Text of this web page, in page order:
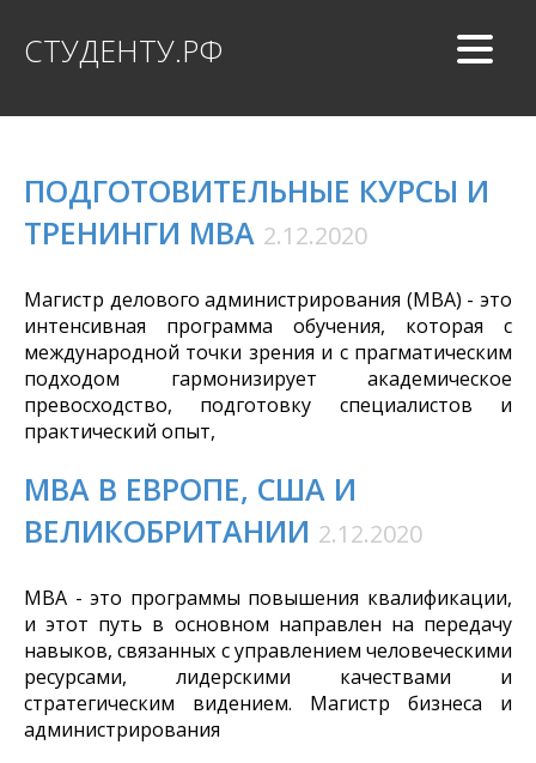
СТУДЕНТУ.РФ
ПОДГОТОВИТЕЛЬНЫЕ КУРСЫ И
ТРЕНИНГИ MBA 2.12.2020
Магистр делового администрирования (MBA) - это
интенсивная программа обучения, которая с
международной точки зрения и с прагматическим
подходом гармонизирует академическое
превосходство, подготовку специалистов и
практический опыт,
MBA В ЕВРОПЕ, США И
ВЕЛИКОБРИТАНИИ 2.12.2020
MBA - это программы повышения квалификации,
и этот путь в основном направлен на передачу
навыков, связанных с управлением человеческими
ресурсами, лидерскими качествами и
стратегическим видением. Магистр бизнеса и
администрирования